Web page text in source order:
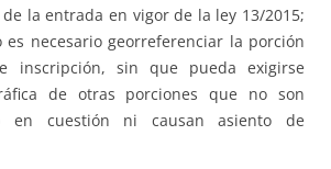
la entrada en vigor de la ley 13/2015;
es necesario georreferenciar la porción
inscripción, sin que pueda exigirse
de otras porciones que no son
en cuestión ni causan asiento de